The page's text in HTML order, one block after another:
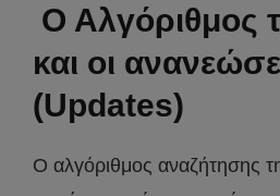
Ο Αλγόριθμος
και οι
(Updates)
Ο αλγόριθμος αναζήτησης